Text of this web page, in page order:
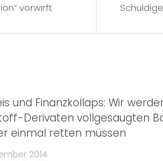
vorwirft
und Finanzkollaps: Wir
Derivaten vollgesaugten
einmal retten müssen
2014